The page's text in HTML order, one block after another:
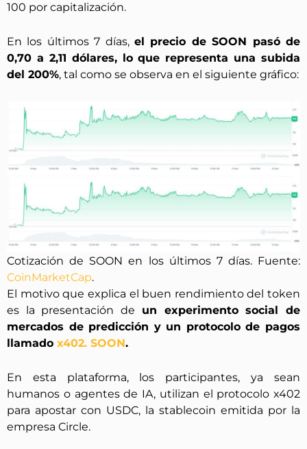
100 por capitalización.
En los últimos 7 días, el precio de SOON pasó de
0,70 a 2,11 dólares, lo que representa una subida
del 200%, tal como se observa en el siguiente gráfico:
Cotización de SOON en los últimos 7 días. Fuente:
CoinMarketCap.
El motivo que explica el buen rendimiento del token
es la presentación de un experimento social de
mercados de predicción y un protocolo de pagos
llamado x402. SOON.
En esta plataforma, los participantes, ya sean
humanos o agentes de IA, utilizan el protocolo x402
para apostar con USDC, la stablecoin emitida por la
empresa Circle.